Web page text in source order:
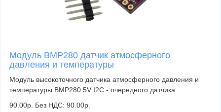
Модуль BMP280 датчик атмосферного
давления и температуры
Модуль высокоточного датчика атмосферного давления и
температуры BMP280 5V I2C - очередного датчика ..
90.00р. Без НДС: 90.00р.